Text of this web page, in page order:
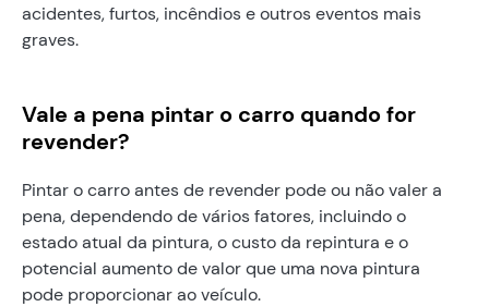
acidentes, furtos, incêndios e outros eventos mais
graves.
Vale a pena pintar o carro quando for
revender?
Pintar o carro antes de revender pode ou não valer a
pena, dependendo de vários fatores, incluindo o
estado atual da pintura, o custo da repintura e o
potencial aumento de valor que uma nova pintura
pode proporcionar ao veículo.